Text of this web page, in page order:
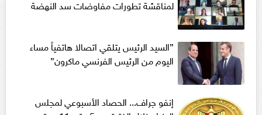
لمناقشة تطورات مفاوضات سد النهضة
”السيد الرئيس يتلقي اتصالا هاتفياً مساء
اليوم من الرئيس الفرنسي ماكرون”
إنفو جراف... الحصاد الأسبوعي لمجلس